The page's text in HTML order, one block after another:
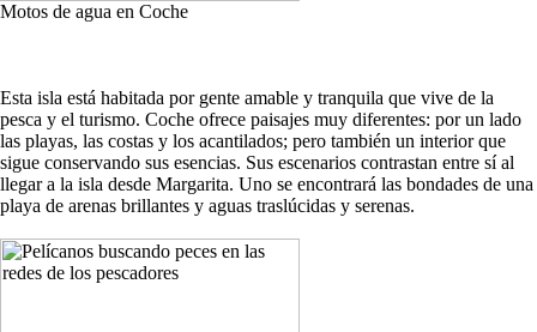
Motos de agua en Coche
Esta isla está habitada por gente amable y tranquila que vive de la
pesca y el turismo. Coche ofrece paisajes muy diferentes: por un lado
las playas, las costas y los acantilados; pero también un interior que
sigue conservando sus esencias. Sus escenarios contrastan entre sí al
llegar a la isla desde Margarita. Uno se encontrará las bondades de una
playa de arenas brillantes y aguas traslúcidas y serenas.